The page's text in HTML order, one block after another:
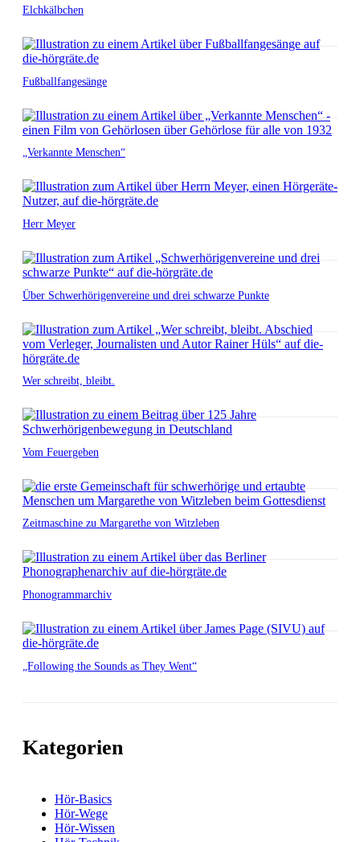
Elchkälbchen
Fußballfangesänge
„Verkannte Menschen“
Herr Meyer
Über Schwerhörigenvereine und drei schwarze Punkte
Wer schreibt, bleibt.
Vom Feuergeben
Zeitmaschine zu Margarethe von Witzleben
Phonogrammarchiv
„Following the Sounds as They Went“
Kategorien
Hör-Basics
Hör-Wege
Hör-Wissen